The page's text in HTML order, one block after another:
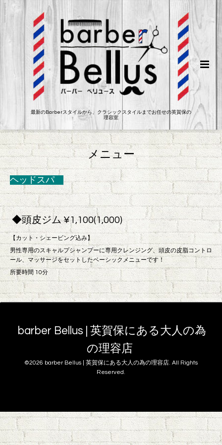
最新のBarberスタイルから、クラシックスタイルまでお任せの英賀保の
理容室
メニュー
ヘッドスパ
◆頭皮ジム ¥1,100(1,000)
【カット・シェービング込み】
男性専用のスキャルプシャンプーに専用クレンジング、頭皮の皮脂コントロ
ール、マッサージをセットしたベーシックメニューです！
所要時間 10分
barber Bellus | 英賀保にある大人の為
の理容店
©2026 barber Bellus | 英賀保にある大人の為の理容店. All Rights
Reserved.